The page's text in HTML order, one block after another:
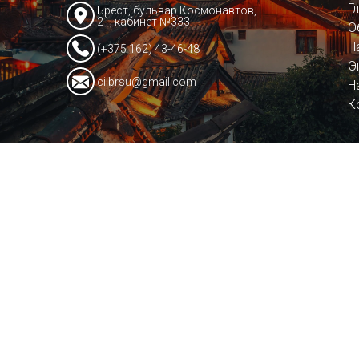
Брест, бульвар Космонавтов,
21, кабинет №333
(+375 162) 43-46-48
ci.brsu@gmail.com